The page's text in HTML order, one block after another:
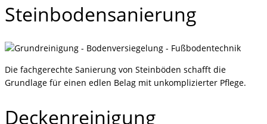
Steinbodensanierung
Die fachgerechte Sanierung von Steinböden schafft die
Grundlage für einen edlen Belag mit unkomplizierter Pflege.
Deckenreinigung